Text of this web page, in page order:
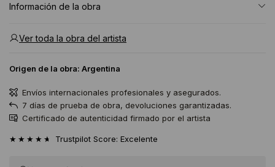
Información de la obra
Ver toda la obra del artista
Origen de la obra: Argentina
Envíos internacionales profesionales y asegurados.
7 días de prueba de obra, devoluciones garantizadas.
Certificado de autenticidad firmado por el artista
★★★★★ Trustpilot Score: Excelente